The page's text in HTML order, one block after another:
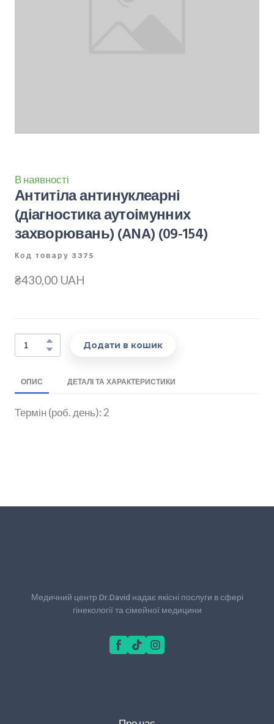
В наявності
Антитіла антинуклеарні
(діагностика аутоімунних
захворювань) (ANA)(09-154)
Код товару 3375
₴430,00 UAH
Додати в кошик
ОПИС ДЕТАЛІ ТА ХАРАКТЕРИСТИКИ
Термін (роб. день): 2
Медичний центр Dr.David надає якісні послуги в сфері
гінекології та сімейної медицини